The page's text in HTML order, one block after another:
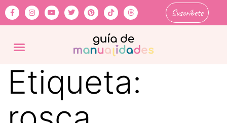
Suscríbete
Etiqueta: